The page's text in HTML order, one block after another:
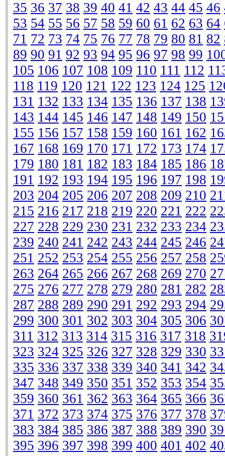
35 36 37 38 39 40 41 42 43 44 45 46
53 54 55 56 57 58 59 60 61 62 63 64
71 72 73 74 75 76 77 78 79 80 81 82
89 90 91 92 93 94 95 96 97 98 99
105 106 107 108 109 110 111 112
118 119 120 121 122 123 124 125
131 132 133 134 135 136 137 138
143 144 145 146 147 148 149 150
155 156 157 158 159 160 161 162
167 168 169 170 171 172 173 174
179 180 181 182 183 184 185 186
191 192 193 194 195 196 197 198
203 204 205 206 207 208 209 210
215 216 217 218 219 220 221 222
227 228 229 230 231 232 233 234
239 240 241 242 243 244 245 246
251 252 253 254 255 256 257 258
263 264 265 266 267 268 269 270
275 276 277 278 279 280 281 282
287 288 289 290 291 292 293 294
299 300 301 302 303 304 305 306
311 312 313 314 315 316 317 318
323 324 325 326 327 328 329 330
335 336 337 338 339 340 341 342
347 348 349 350 351 352 353 354
359 360 361 362 363 364 365 366
371 372 373 374 375 376 377 378
383 384 385 386 387 388 389 390
395 396 397 398 399 400 401 402